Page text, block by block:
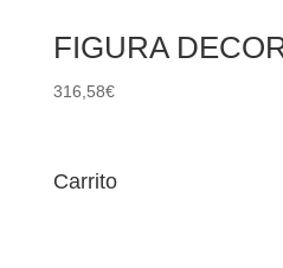
FIGURA
316,58€
Carrito